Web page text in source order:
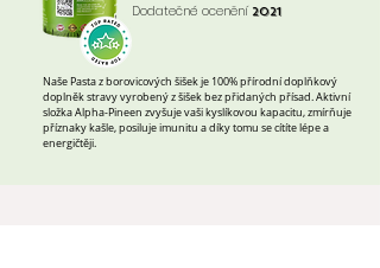
Dodatečné ocenění 2021
Naše Pasta z borovicových šišek je 100% přírodní doplňkový
doplněk stravy vyrobený z šišek bez přidaných přísad. Aktivní
složka Alpha-Pineen zvyšuje vaši kyslíkovou kapacitu, zmírňuje
příznaky kašle, posiluje imunitu a díky tomu se cítíte lépe a
energičtěji.